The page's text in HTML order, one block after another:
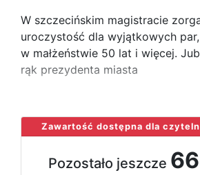
W szczecińskim magistracie
uroczystość dla wyjątkowych
w małżeństwie 50 lat i więcej.
rąk prezydenta miasta
Zawartość dostępna dla
Pozostało jeszcze